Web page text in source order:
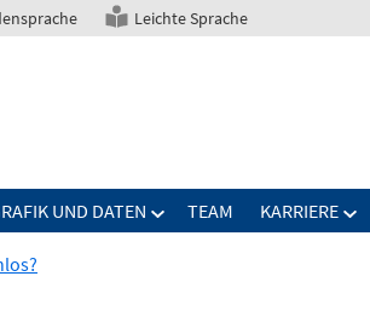
Leichte Sprache
UND DATEN TEAM KARRIERE